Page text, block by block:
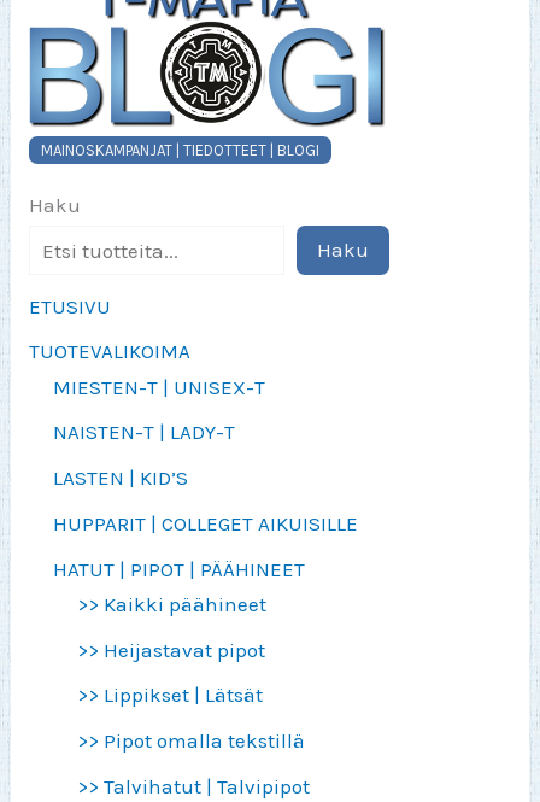
MAINOSKAMPANJAT | TIEDOTTEET | BLOGI
Haku
Haku
ETUSIVU
TUOTEVALIKOIMA
MIESTEN-T | UNISEX-T
NAISTEN-T | LADY-T
LASTEN | KID’S
HUPPARIT | COLLEGET AIKUISILLE
HATUT | PIPOT | PÄÄHINEET
>> Kaikki päähineet
>> Heijastavat pipot
>> Lippikset | Lätsät
>> Pipot omalla tekstillä
>> Talvihatut | Talvipipot